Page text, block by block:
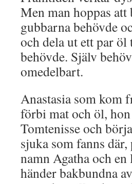
Men man hoppas
gubbarna behövde
och dela ut ett par
behövde. Själv
omedelbart.
Anastasia som kom
förbi mat och öl,
Tomtenisse och
sjuka som fanns
namn Agatha och
händer bakbundna